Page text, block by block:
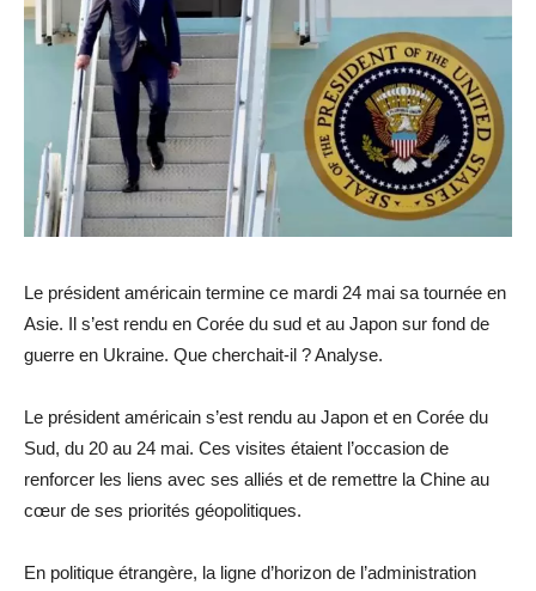
Le président américain termine ce mardi 24 mai sa tournée en
Asie. Il s’est rendu en Corée du sud et au Japon sur fond de
guerre en Ukraine. Que cherchait-il ? Analyse.
Le président américain s’est rendu au Japon et en Corée du
Sud, du 20 au 24 mai. Ces visites étaient l’occasion de
renforcer les liens avec ses alliés et de remettre la Chine au
cœur de ses priorités géopolitiques.
En politique étrangère, la ligne d’horizon de l’administration